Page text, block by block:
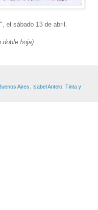
el sábado 13 de abril.
doble hoja)
Aires, Isabel Antelo, Tinta y